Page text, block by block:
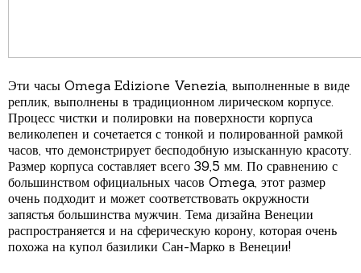
Эти часы Omega Edizione Venezia, выполненные в виде
реплик, выполнены в традиционном лирическом корпусе.
Процесс чистки и полировки на поверхности корпуса
великолепен и сочетается с тонкой и полированной рамкой
часов, что демонстрирует бесподобную изысканную красоту.
Размер корпуса составляет всего 39,5 мм. По сравнению с
большинством официальных часов Omega, этот размер
очень подходит и может соответствовать окружности
запястья большинства мужчин. Тема дизайна Венеции
распространяется и на сферическую корону, которая очень
похожа на купол базилики Сан-Марко в Венеции!